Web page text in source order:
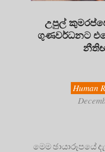
උපුල්
ගුණවර්ධනට
Human
මෙම ඡායාරූපයේ